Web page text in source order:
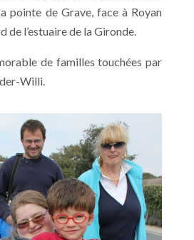
pointe de Grave, face à Royan
de l’estuaire de la Gironde.
de familles touchées par
Willi.